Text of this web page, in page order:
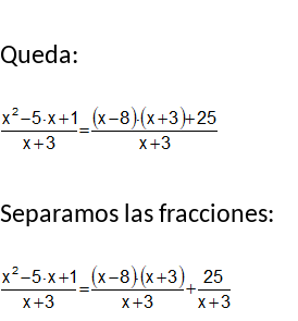
Queda:
Separamos las fracciones: